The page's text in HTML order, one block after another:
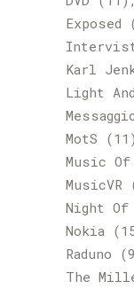
Exposed
Karl
Light
MotS (11)
Music Of
MusicVR
Night Of
Nokia
Raduno
The